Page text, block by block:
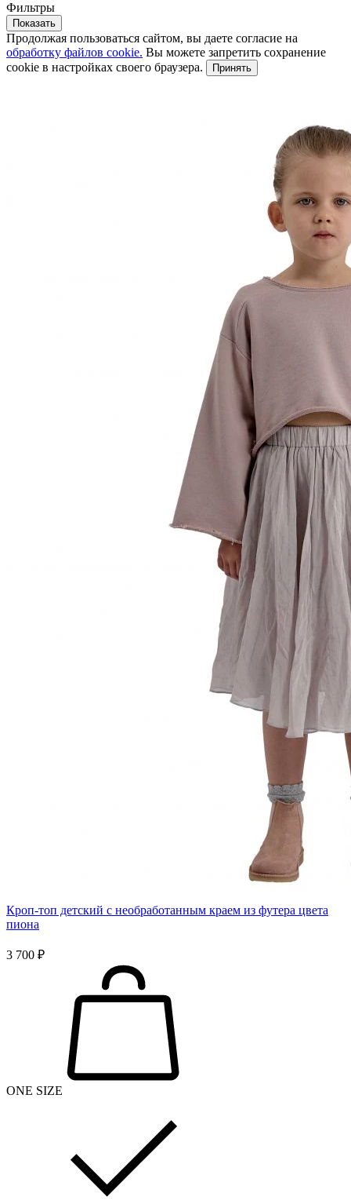
Фильтры
Показать
Продолжая пользоваться сайтом, вы даете согласие на
обработку файлов cookie. Вы можете запретить сохранение
cookie в настройках своего браузера.
Принять
Кроп-топ детский с необработанным краем из футера цвета
пиона
3 700 ₽
ONE SIZE